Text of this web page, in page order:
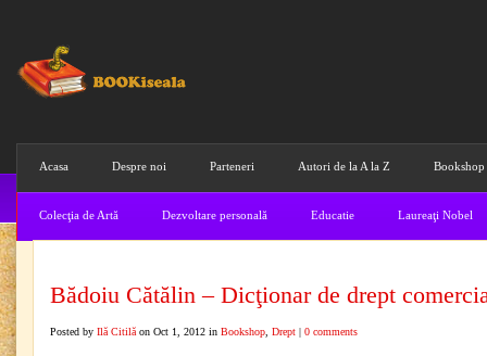
Acasa Despre noi Parteneri Autori de la A la Z Bookshop
Colecţia de Artă Dezvoltare personală Educatie Laureaţi Nobel
Bădoiu Cătălin – Dicţionar de drept
Posted by Ilă Citilă on Oct 1, 2012 in Bookshop Drept | 0 comments